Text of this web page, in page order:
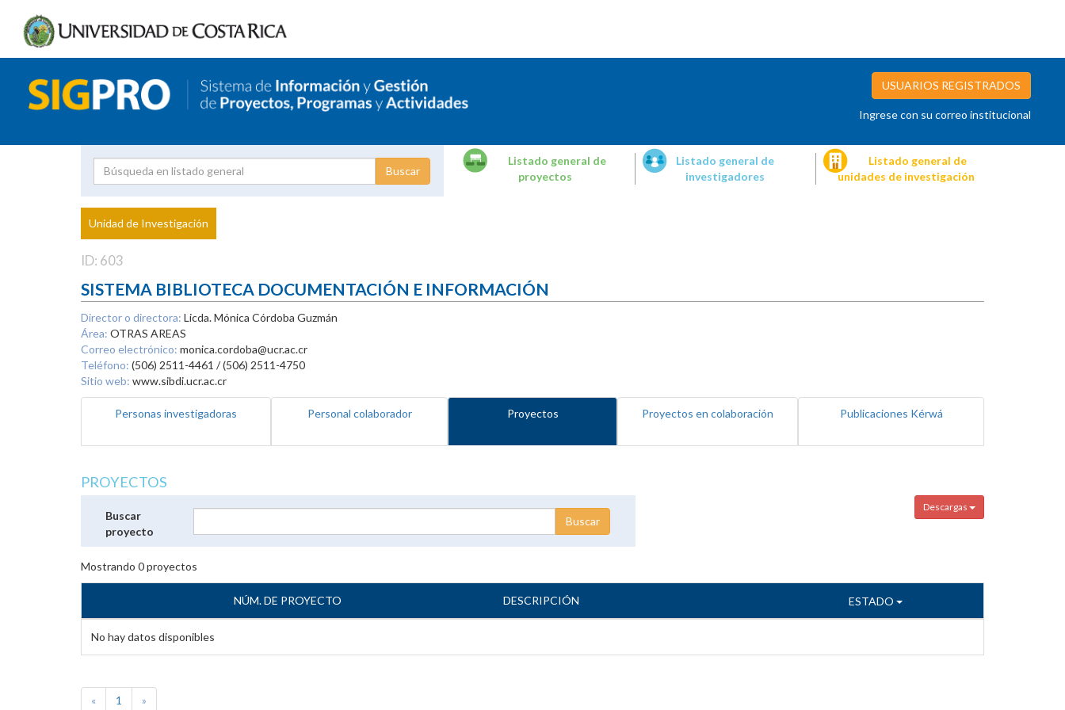
USUARIOS REGISTRADOS
Ingrese con su correo institucional
Proyecto
Investigador
Listado general de
proyectos
Listado general de
investigadores
Listado general de
unidades de investigación
Unidad de Investigación
ID: 603
SISTEMA BIBLIOTECA DOCUMENTACIÓN E INFORMACIÓN
Director o directora: Licda. Mónica Córdoba Guzmán
Área: OTRAS AREAS
Correo electrónico: monica.cordoba@ucr.ac.cr
Teléfono: (506) 2511-4461 / (506) 2511-4750
Sitio web: www.sibdi.ucr.ac.cr
Personas investigadoras Personal colaborador Proyectos Proyectos en colaboración Publicaciones Kérwá
PROYECTOS
Descargas
Buscar
proyecto
Mostrando 0proyectos
NÚM. DE PROYECTO DESCRIPCIÓN ESTADO
No hay datos disponibles
« 1 »